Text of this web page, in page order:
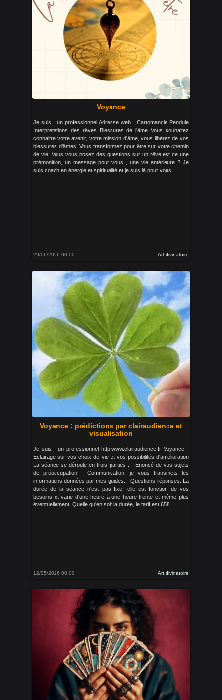
Voyance
Je suis : un professionnel Adresse web : Cartomancie Pendule
Interpretations des rêves Blessures de l'âme Vous souhaitez
connaitre votre avenir, votre mission d'âme, vous libérez de vos
blessures d'âmes. Vous transformez pour être sur votre chemin
de vie. Vous vous posez des questions sur un rêve,est ce une
prémonition, un message pour vous , une vie antérieure ? Je
suis coach en énergie et spiritualité et je suis là pour vous.
29/06/2026 00:00 Art divinatoire
Voyance : prédictions par clairaudience et
visualisation
Je suis : un professionnel http:www.clairaudience.fr Voyance -
Eclairage sur vos choix de vie et vos possibilités d'amélioration
La séance se déroule en trois parties : - Enoncé de vos sujets
de préoccupation - Communication, je vous transmets les
informations données par mes guides. - Questions-réponses. La
durée de la séance n'est pas fixe, elle est fonction de vos
besoins et varie d'une heure à une heure trente et même plus
éventuellement. Quelle qu'en soit la durée, le tarif est 65€.
12/05/2026 00:00 Art divinatoire